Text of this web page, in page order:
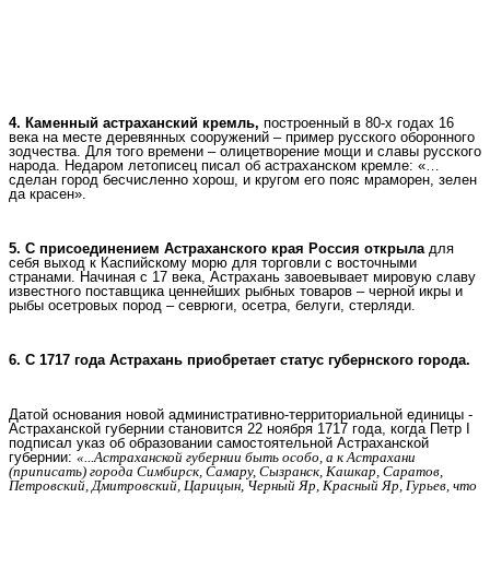
4. Каменный астраханский кремль, построенный в 80-х годах 16
века на месте деревянных сооружений – пример русского оборонного
зодчества. Для того времени – олицетворение мощи и славы русского
народа. Недаром летописец писал об астраханском кремле: «…
сделан город бесчисленно хорош, и кругом его пояс мраморен, зелен
да красен».
5. С присоединением Астраханского края Россия открыла для
себя выход к Каспийскому морю для торговли с восточными
странами. Начиная с 17 века, Астрахань завоевывает мировую славу
известного поставщика ценнейших рыбных товаров – черной икры и
рыбы осетровых пород – севрюги, осетра, белуги, стерляди.
6. С 1717 года Астрахань приобретает статус губернского города.
Датой основания новой административно-территориальной единицы -
Астраханской губернии становится 22 ноября 1717 года, когда Петр I
подписал указ об образовании самостоятельной Астраханской
губернии: «...Астраханской губернии быть особо, а к Астрахани
(приписать) города Симбирск, Самару, Сызранск, Кашкар, Саратов,
Петровский, Дмитровский, Царицын, Черный Яр, Красный Яр, Гурьев, что